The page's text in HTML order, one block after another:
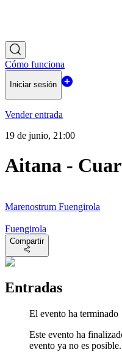
Cómo funciona
Iniciar sesión
Vender entrada
19 de junio, 21:00
Aitana -
Marenostrum Fuengirola
Fuengirola
Compartir
Entradas
El evento ha terminado
Este evento ha
evento ya no es posible.